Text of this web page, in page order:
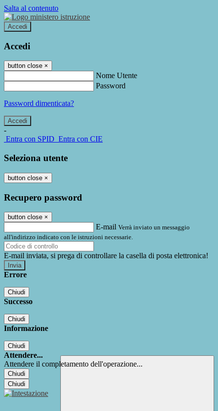
Salta al contenuto
Accedi
Accedi
button close ×
Nome Utente
Password
Password dimenticata?
-
Entra con SPID Entra con CIE
Seleziona utente
button close ×
Recupero password
button close ×
E-mail Verrà inviato un messaggio
all'indirizzo indicato con le istruzioni necessarie.
E-mail inviata, si prega di controllare la casella di posta elettronica!
Errore
Chiudi
Successo
Chiudi
Informazione
Chiudi
Attendere...
Attendere il completamento dell'operazione...
Chiudi
Chiudi